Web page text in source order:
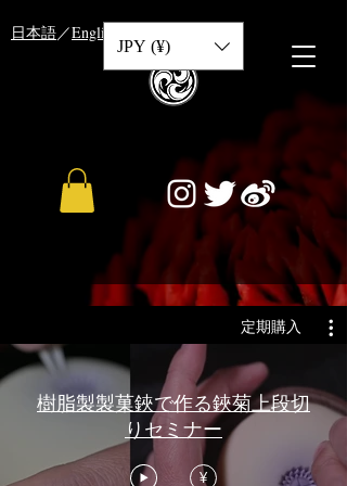
​日本語／English
JPY (¥)
定期購入
樹脂製製菓鋏で作る鋏菊上段切
りセミナー
¥